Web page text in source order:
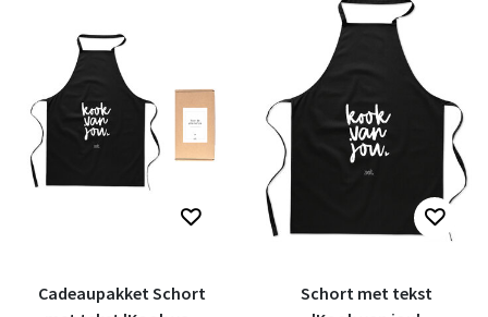
Cadeaupakket Schort
Schort met tekst